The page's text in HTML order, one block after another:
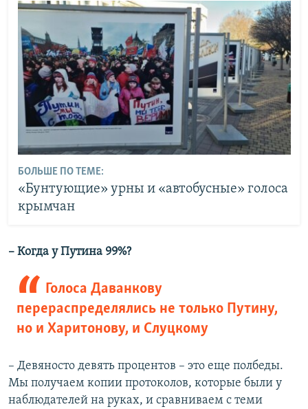
БОЛЬШЕ ПО ТЕМЕ:
«Бунтующие» урны и «автобусные» голоса
крымчан
– Когда у Путина 99%?
Голоса Даванкову
перераспределялись не только Путину,
но и Харитонову, и Слуцкому
– Девяносто девять процентов – это еще полбеды.
Мы получаем копии протоколов, которые были у
наблюдателей на руках, и сравниваем с теми